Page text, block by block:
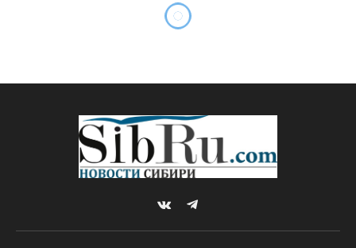
старшеклассники и
студенты регулярно
избивают учеников
младших классов